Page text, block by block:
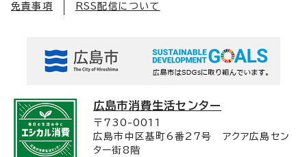
免責事項 RSS配信について
広島市消費生活センター
〒730-0011
広島市中区基町6番27号 アクア広島セン
ター街8階